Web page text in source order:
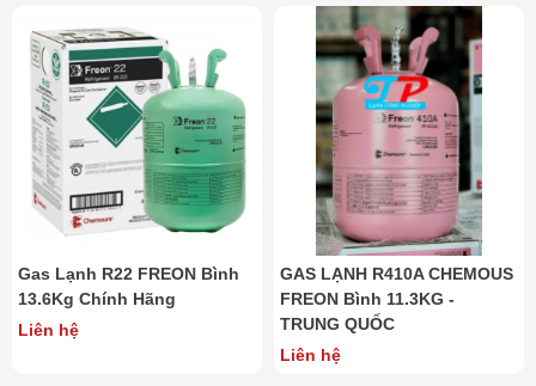
Gas Lạnh R22 FREON Bình
13.6Kg Chính Hãng
Liên hệ
GAS LẠNH R410A CHEMOUS
FREON Bình 11.3KG -
TRUNG QUỐC
Liên hệ